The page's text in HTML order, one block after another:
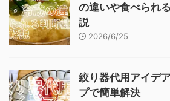
の違いや食べられ
説
2026/6/25
絞り器代用アイデ
プで簡単解決